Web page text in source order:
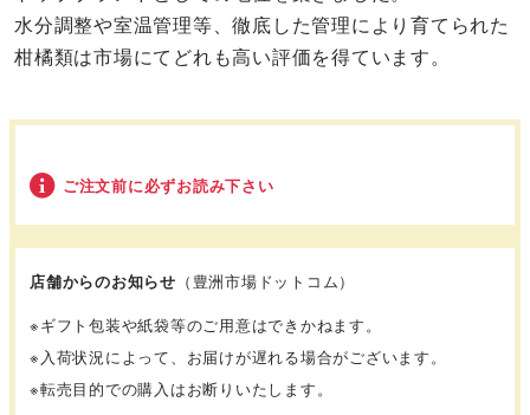
水分調整や室温管理等、徹底した管理により育てられた
柑橘類は市場にてどれも高い評価を得ています。
ご注文前に必ずお読み下さい
店舗からのお知らせ （豊洲市場ドットコム）
※ギフト包装や紙袋等のご用意はできかねます。
※入荷状況によって、お届けが遅れる場合がございます。
※転売目的での購入はお断りいたします。